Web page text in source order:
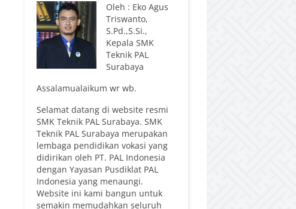
Oleh : Eko Agus
Triswanto,
S.Pd.,S.Si.,
Kepala SMK
Teknik PAL
Surabaya
Assalamualaikum wr wb.
Selamat datang di website resmi
SMK Teknik PAL Surabaya. SMK
Teknik PAL Surabaya merupakan
lembaga pendidikan vokasi yang
didirikan oleh PT. PAL Indonesia
dengan Yayasan Pusdiklat PAL
Indonesia yang menaungi.
Website ini kami bangun untuk
semakin memudahkan seluruh